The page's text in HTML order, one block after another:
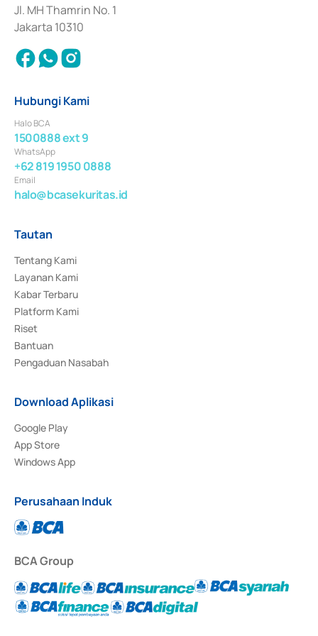
Jl. MH Thamrin No. 1
Jakarta 10310
Hubungi Kami
Halo BCA
1500888 ext 9
WhatsApp
+62 819 1950 0888
Email
halo@bcasekuritas.id
Tautan
Tentang Kami
Layanan Kami
Kabar Terbaru
Platform Kami
Riset
Bantuan
Pengaduan Nasabah
Download Aplikasi
Google Play
App Store
Windows App
Perusahaan Induk
BCA Group